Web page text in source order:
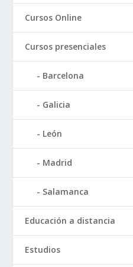
Cursos Online
Cursos presenciales
Barcelona
Galicia
León
Madrid
Salamanca
Educación a distancia
Estudios